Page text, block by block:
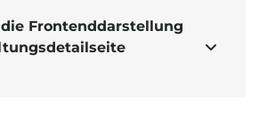
Frontenddarstellung
